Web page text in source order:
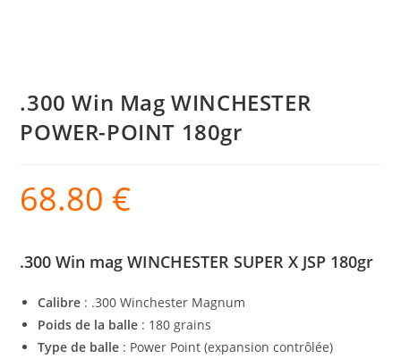
.300 Win Mag WINCHESTER
POWER-POINT 180gr
68.80 €
.300 Win mag WINCHESTER SUPER X JSP 180gr
Calibre : .300 Winchester Magnum
Poids de la balle : 180 grains
Type de balle : Power Point (expansion contrôlée)